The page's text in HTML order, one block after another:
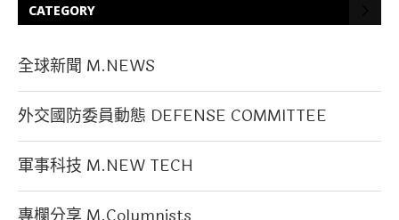
CATEGORY
全球新聞 M.NEWS
外交國防委員動態 DEFENSE COMMITTEE
軍事科技 M.NEW TECH